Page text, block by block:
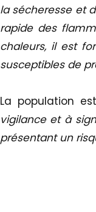
la sécheresse et
rapide des
chaleurs, il est
susceptibles de
La population
vigilance et à
présentant un